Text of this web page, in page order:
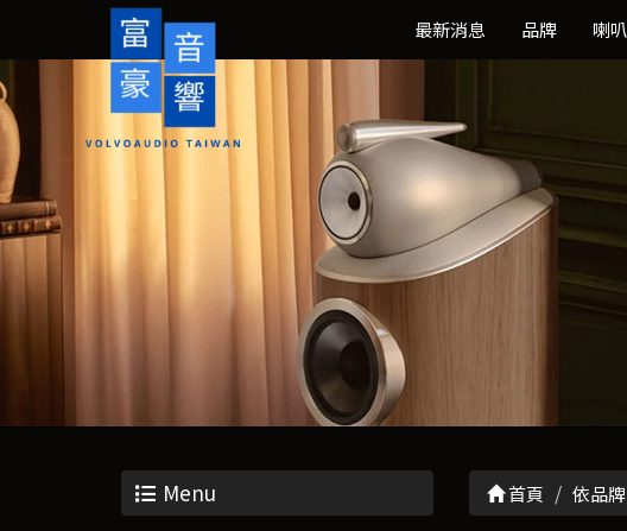
最新消息 品牌 喇叭
Menu 首頁 依品牌